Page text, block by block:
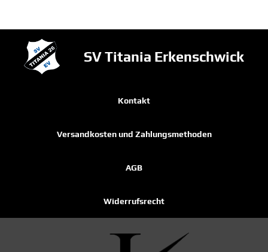
SV Titania Erkenschwick
Kontakt
Versandkosten und Zahlungsmethoden
AGB
Widerrufsrecht